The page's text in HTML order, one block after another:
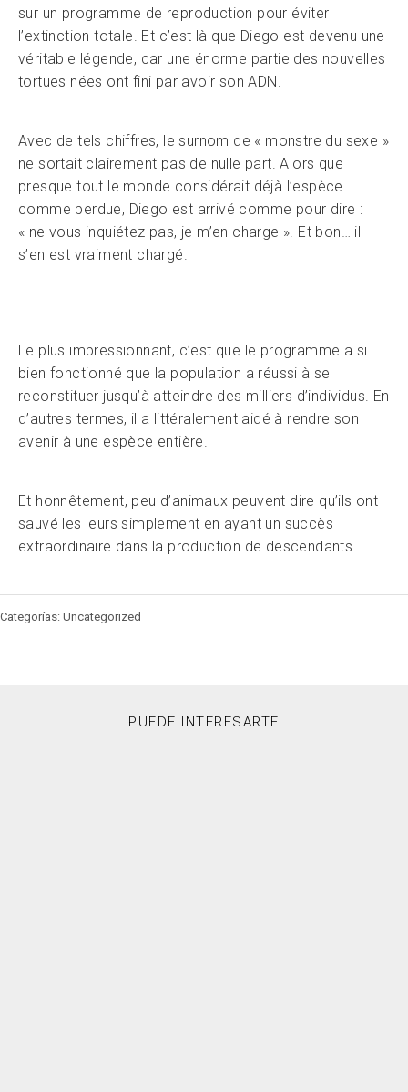
sur un programme de reproduction pour éviter
l’extinction totale. Et c’est là que Diego est devenu une
véritable légende, car une énorme partie des nouvelles
tortues nées ont fini par avoir son ADN.
Avec de tels chiffres, le surnom de « monstre du sexe »
ne sortait clairement pas de nulle part. Alors que
presque tout le monde considérait déjà l’espèce
comme perdue, Diego est arrivé comme pour dire :
« ne vous inquiétez pas, je m’en charge ». Et bon… il
s’en est vraiment chargé.
Le plus impressionnant, c’est que le programme a si
bien fonctionné que la population a réussi à se
reconstituer jusqu’à atteindre des milliers d’individus. En
d’autres termes, il a littéralement aidé à rendre son
avenir à une espèce entière.
Et honnêtement, peu d’animaux peuvent dire qu’ils ont
sauvé les leurs simplement en ayant un succès
extraordinaire dans la production de descendants.
Categorías: Uncategorized
PUEDE INTERESARTE